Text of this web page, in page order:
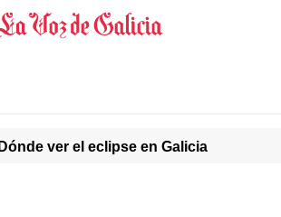
ver el eclipse en Galicia